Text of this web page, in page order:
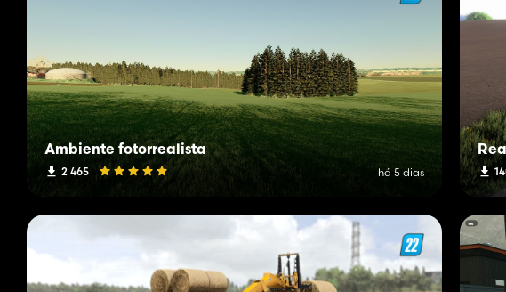
Ambiente fotorrealista
2 465 há 5 dias